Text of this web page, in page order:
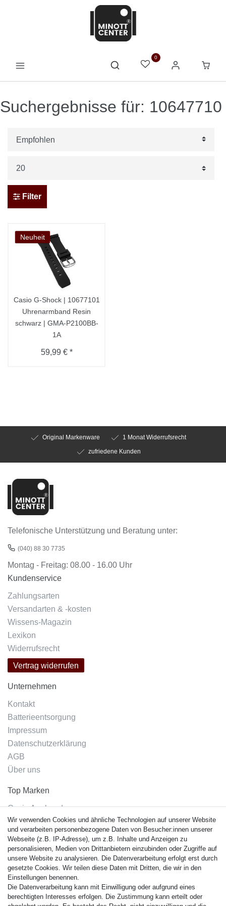
0
Suchergebnisse für: 10647710
Filter
Neuheit
Casio G-Shock | 10677101
Uhrenarmband Resin
schwarz | GMA-P2100BB-
1A
59,99 € *
Original Markenware
1 Monat Widerrufsrecht
zufriedene Kunden
Telefonische Unterstützung und Beratung unter:
(040) 88 30 7735
Montag - Freitag: 08.00 - 16.00 Uhr
Kundenservice
Zahlungsarten
Versandarten & -kosten
Wissens-Magazin
Lexikon
Widerrufsrecht
Vertrag widerrufen
Unternehmen
Kontakt
Batterieentsorgung
Impressum
Datenschutzerklärung
AGB
Über uns
Top Marken
Casio Armband
Festina Armband
Citizen Armband
M. Lacroix Armband
J. Lemans Armband
Uhrenarmbänder - Alle
Sicherheit
Wir verwenden Cookies und ähnliche Technologien auf unserer Website
und verarbeiten personenbezogene Daten von Besucher:innen unserer
Webseite (z.B. IP-Adresse), um z.B. Inhalte und Anzeigen zu
personalisieren, Medien von Drittanbietern einzubinden oder Zugriffe auf
unsere Website zu analysieren. Die Datenverarbeitung erfolgt erst durch
gesetzte Cookies. Wir teilen diese Daten mit Dritten, die wir in den
Einstellungen benennen.
Die Datenverarbeitung kann mit Einwilligung oder aufgrund eines
berechtigten Interesses erfolgen. Die Zustimmung kann erteilt oder